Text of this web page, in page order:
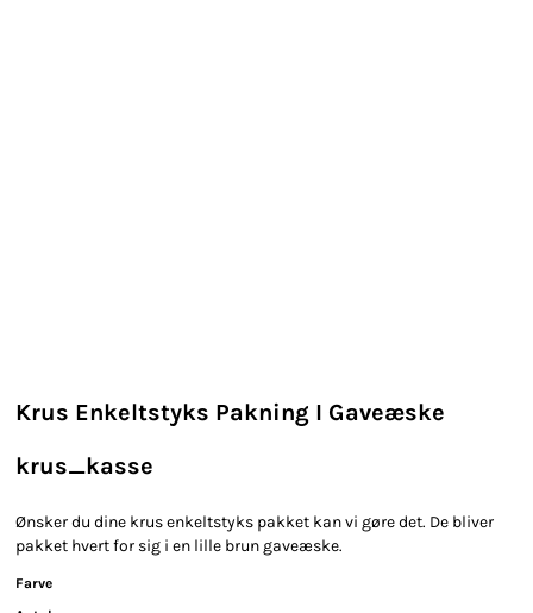
Krus Enkeltstyks Pakning I Gaveæske
krus_kasse
Ønsker du dine krus enkeltstyks pakket kan vi gøre det. De bliver
pakket hvert for sig i en lille brun gaveæske.
Farve